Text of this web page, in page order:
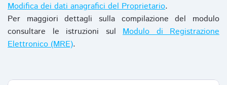
Modifica dei dati anagrafici del Proprietario.
Per maggiori dettagli sulla compilazione del modulo
consultare le istruzioni sul Modulo di Registrazione
Elettronico (MRE).